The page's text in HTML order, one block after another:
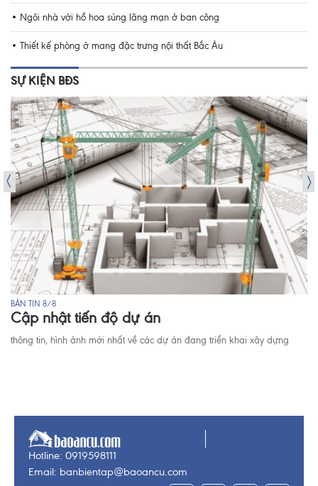
Ngôi nhà với hồ hoa súng lãng mạn ở ban công
Thiết kế phòng ở mang đặc trưng nội thất Bắc Âu
SỰ KIỆN BĐS
BẢN TIN 8/8
Cập nhật tiến độ dự án
thông tin, hình ảnh mới nhất về các dự án đang triển khai xây dựng
Hotline: 0919598111
Email: banbientap@baoancu.com